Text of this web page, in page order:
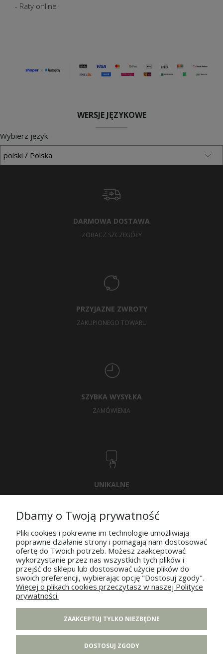
- Raty online
WERSJE JĘZYKOWE
Wybierz język
DARMOWA DOSTAWA
ZOBACZ SZCZEGÓŁY
PRZYJAZNE ZWROTY
ZAKUPIONEGO TOWARU
SZYBKA WYSYŁKA
ZAMÓWIENIA
UNIKALNE
POMOC
MOJE KONTO
INFORMACJE
Dbamy o Twoją prywatność
Pliki cookies i pokrewne im technologie umożliwiają
poprawne działanie strony i pomagają nam dostosować
ofertę do Twoich potrzeb. Możesz zaakceptować
wykorzystanie przez nas wszystkich tych plików i
przejść do sklepu lub dostosować użycie plików do
swoich preferencji, wybierając opcję "Dostosuj zgody".
Więcej o plikach cookies przeczytasz w naszej Polityce
prywatności.
ZAAKCEPTUJ TYLKO NIEZBĘDNE
DOSTOSUJ ZGODY